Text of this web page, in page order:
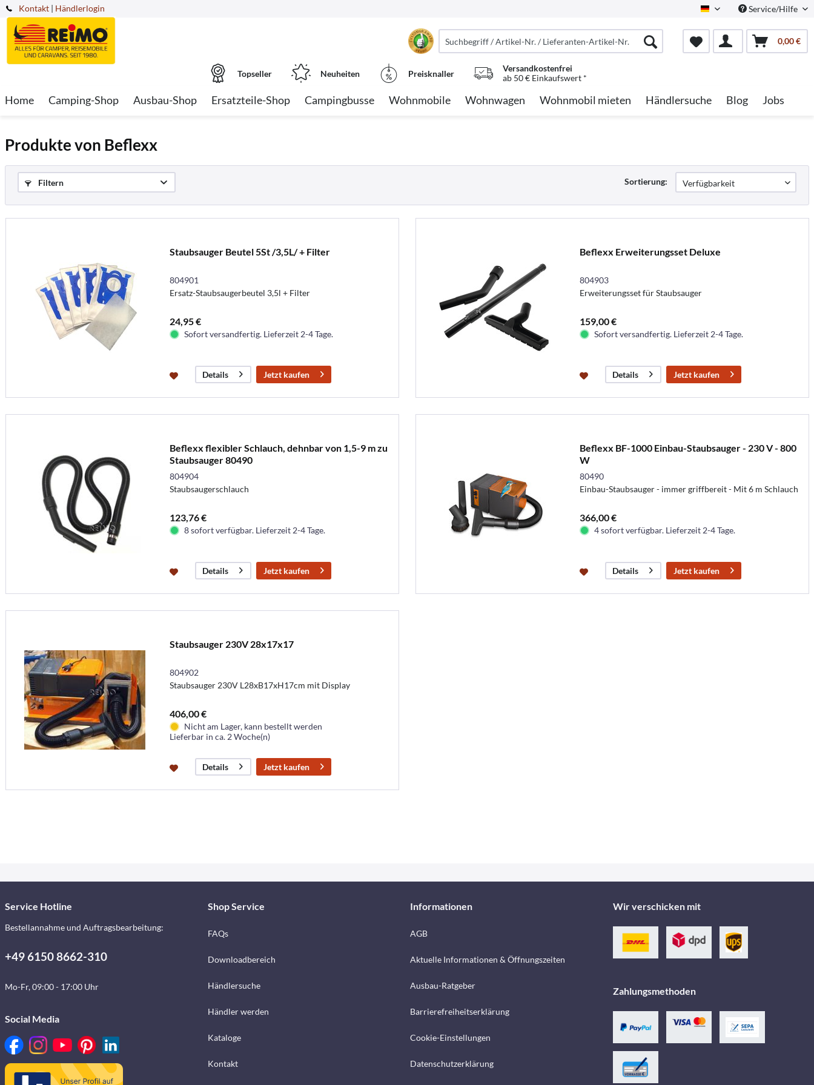
Kontakt German Service/Hilfe
| Händlerlogin
0,00 €
Topseller Neuheiten Preisknaller
Versandkostenfrei
ab 50 € Einkaufswert *
Home Camping-Shop Ausbau-Shop Ersatzteile-Shop Campingbusse Wohnmobile Wohnwagen Wohnmobil mieten Händlersuche Blog Jobs
Produkte von Beflexx
Filtern Sortierung:
Staubsauger Beutel 5St /3,5L/ + Filter
804901
Ersatz-Staubsaugerbeutel 3,5l + Filter
24,95 €
Sofort versandfertig. Lieferzeit 2-4 Tage.
Details Jetzt kaufen
Beflexx Erweiterungsset Deluxe
804903
Erweiterungsset für Staubsauger
159,00 €
Sofort versandfertig. Lieferzeit 2-4 Tage.
Details Jetzt kaufen
Beflexx flexibler Schlauch, dehnbar von 1,5-9 m zu
Staubsauger 80490
804904
Staubsaugerschlauch
123,76 €
8 sofort verfügbar. Lieferzeit 2-4 Tage.
Details Jetzt kaufen
Beflexx BF-1000 Einbau-Staubsauger - 230 V - 800
W
80490
Einbau-Staubsauger - immer griffbereit - Mit 6 m Schlauch
366,00 €
4 sofort verfügbar. Lieferzeit 2-4 Tage.
Details Jetzt kaufen
Staubsauger 230V 28x17x17
804902
Staubsauger 230V L28xB17xH17cm mit Display
406,00 €
Nicht am Lager, kann bestellt werden
Lieferbar in ca. 2 Woche(n)
Details Jetzt kaufen
Service Hotline
Bestellannahme und Auftragsbearbeitung:
+49 6150 8662-310
Mo-Fr, 09:00 - 17:00 Uhr
Social Media
Shop Service
FAQs
Downloadbereich
Händlersuche
Händler werden
Kataloge
Kontakt
Informationen
AGB
Aktuelle Informationen & Öffnungszeiten
Ausbau-Ratgeber
Barrierefreiheitserklärung
Cookie-Einstellungen
Datenschutzerklärung
Wir verschicken mit
Zahlungsmethoden